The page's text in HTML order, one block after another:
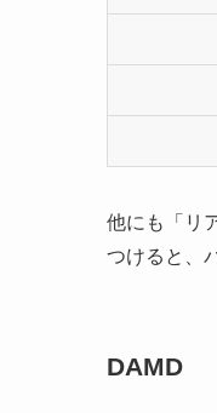
他にも「リ
つけると、
DAMD